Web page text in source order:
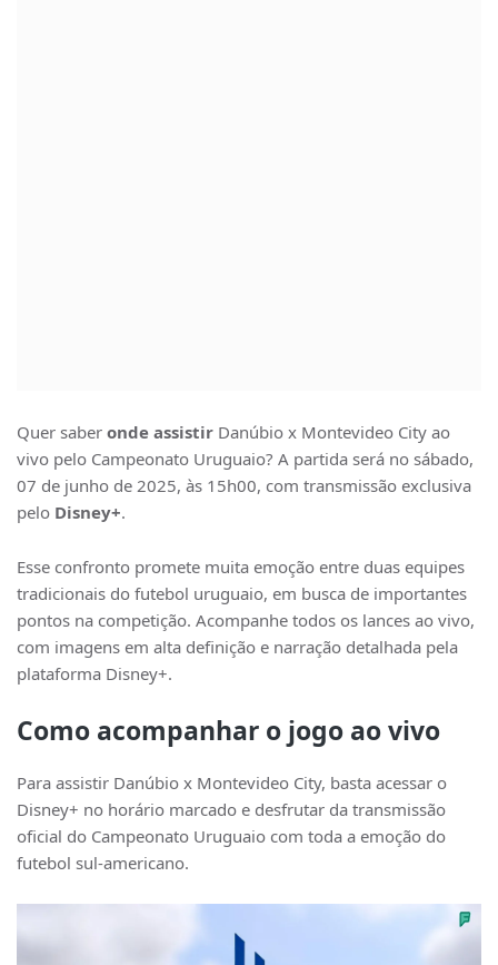
Quer saber onde assistir Danúbio x Montevideo City ao
vivo pelo Campeonato Uruguaio? A partida será no sábado,
07 de junho de 2025, às 15h00, com transmissão exclusiva
pelo Disney+.
Esse confronto promete muita emoção entre duas equipes
tradicionais do futebol uruguaio, em busca de importantes
pontos na competição. Acompanhe todos os lances ao vivo,
com imagens em alta definição e narração detalhada pela
plataforma Disney+.
Como acompanhar o jogo ao vivo
Para assistir Danúbio x Montevideo City, basta acessar o
Disney+ no horário marcado e desfrutar da transmissão
oficial do Campeonato Uruguaio com toda a emoção do
futebol sul-americano.